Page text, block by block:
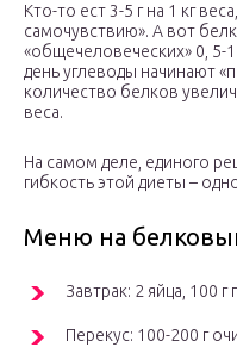
Кто-то ест 3-5 г на 1 кг
самочувствию». А вот
«общечеловеческих» 0, 5-
день углеводы начинают
количество белков
веса.
На самом деле, единого
гибкость этой диеты –
Меню на
Завтрак: 2 яйца, 100
Перекус: 100-200 г